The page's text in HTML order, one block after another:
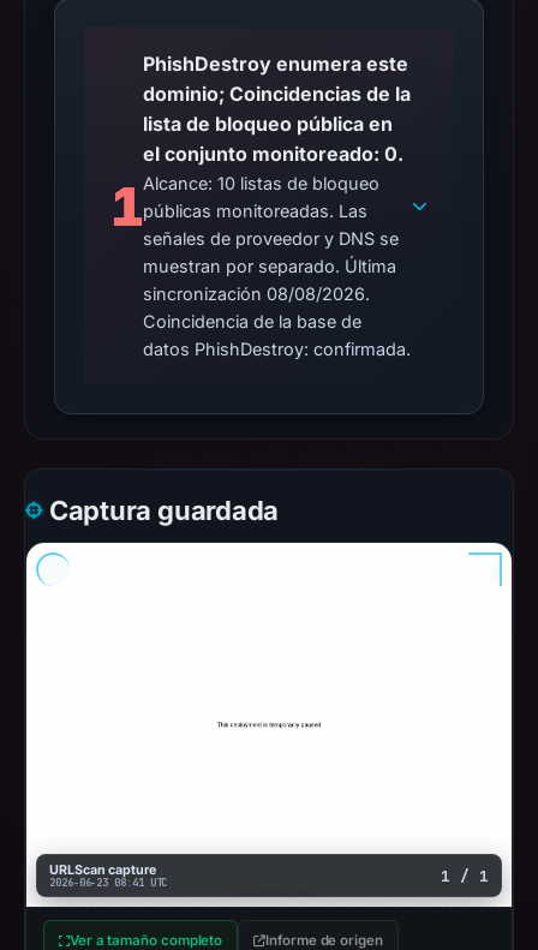
1
PhishDestroy enumera este
dominio; Coincidencias de la
lista de bloqueo pública en
el conjunto monitoreado: 0.
Alcance: 10 listas de bloqueo
públicas monitoreadas. Las
señales de proveedor y DNS se
muestran por separado. Última
sincronización 08/08/2026.
Coincidencia de la base de
datos PhishDestroy: confirmada.
Captura guardada
URLScan capture
2026-06-23 08:41 UTC 1 / 1
Ver a tamaño completo Informe de origen